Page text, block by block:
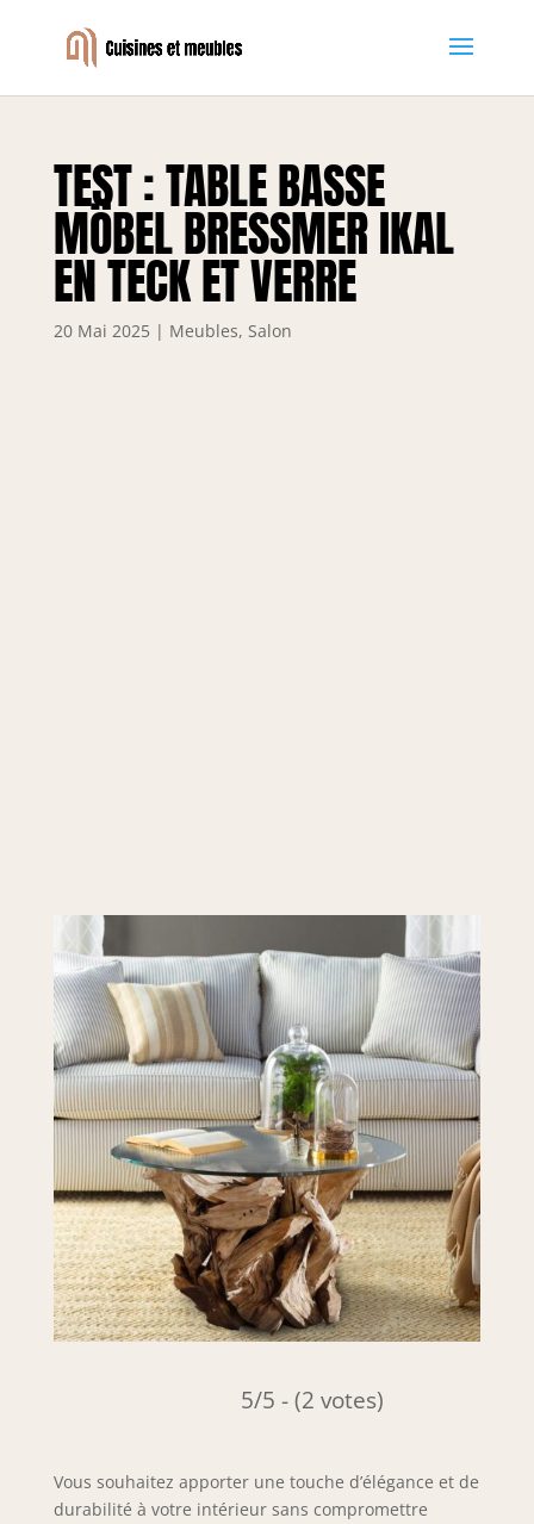
TEST : TABLE BASSE
MÖBEL BRESSMER IKAL
EN TECK ET VERRE
20 Mai 2025 | Meubles, Salon
5/5 - (2 votes)
Vous souhaitez apporter une touche d’élégance et de
durabilité à votre intérieur sans compromettre